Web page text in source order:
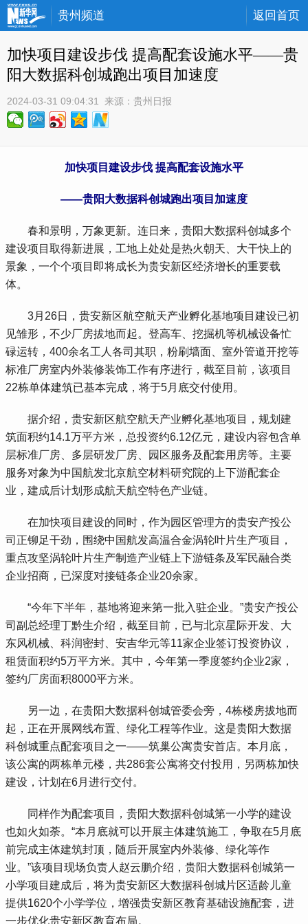
贵州频道 返回首页
加快项目建设步伐 提高配套设施水平——贵
阳大数据科创城跑出项目加速度
2024-03-31 09:04:31 来源： 贵州日报
加快项目建设步伐 提高配套设施水平
——贵阳大数据科创城跑出项目加速度
春和景明，万象更新。连日来，贵阳大数据科创城多个
建设项目取得新进展，工地上处处是热火朝天、大干快上的
景象，一个个项目即将成长为贵安新区经济增长的重要载
体。
3月26日，贵安新区航空航天产业孵化基地项目建设已初
见雏形，不少厂房拔地而起。登高车、挖掘机等机械设备忙
碌运转，400余名工人各司其职，粉刷墙面、室外管道开挖等
标准厂房室内外装修装饰工作有序进行，截至目前，该项目
22栋单体建筑已基本完成，将于5月底交付使用。
据介绍，贵安新区航空航天产业孵化基地项目，规划建
筑面积约14.1万平方米，总投资约6.12亿元，建设内容包含单
层标准厂房、多层研发厂房、园区服务及配套用房等。主要
服务对象为中国航发北京航空材料研究院的上下游配套企
业，建成后计划形成航天航空特色产业链。
在加快项目建设的同时，作为园区管理方的贵安产投公
司正铆足干劲，围绕中国航发高温合金涡轮叶片生产项目，
重点攻坚涡轮叶片生产制造产业链上下游链条及军民融合类
企业招商，已深度对接链条企业20余家。
“今年下半年，基地将迎来第一批入驻企业。”贵安产投公
司副总经理丁黔生介绍，截至目前，已与北京星际开发、大
东风机械、科润密封、安吉华元等11家企业签订投资协议，
租赁面积约5万平方米。其中，今年第一季度签约企业2家，
签约厂房面积8000平方米。
另一边，在贵阳大数据科创城管委会旁，4栋楼房拔地而
起，正在开展网线布置、绿化工程等作业。这是贵阳大数据
科创城重点配套项目之一——筑巢公寓贵安首店。本月底，
该公寓的两栋单元楼，共286套公寓将交付投用，另两栋加快
建设，计划在6月进行交付。
同样作为配套项目，贵阳大数据科创城第一小学的建设
也如火如荼。“本月底就可以开展主体建筑施工，争取在5月底
前完成主体建筑封顶，随后开展室内外装修、绿化等作
业。”该项目现场负责人赵云鹏介绍，贵阳大数据科创城第一
小学项目建成后，将为贵安新区大数据科创城片区适龄儿童
提供1620个小学学位，增强贵安新区教育基础设施配套，进
一步优化贵安新区教育布局。